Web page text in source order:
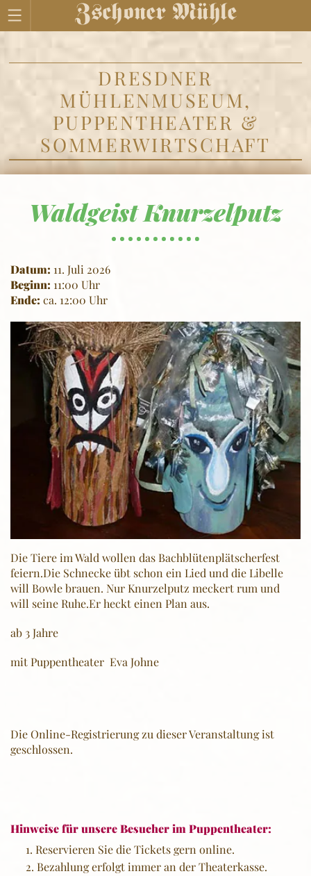
DRESDNER
MÜHLENMUSEUM,
PUPPENTHEATER &
SOMMERWIRTSCHAFT
Waldgeist Knurzelputz
Datum: 11. Juli 2026
Beginn: 11:00 Uhr
Ende: ca. 12:00 Uhr
Die Tiere im Wald wollen das Bachblütenplätscherfest
feiern.Die Schnecke übt schon ein Lied und die Libelle
will Bowle brauen. Nur Knurzelputz meckert rum und
will seine Ruhe.Er heckt einen Plan aus.
ab 3 Jahre
mit Puppentheater Eva Johne
Die Online-Registrierung zu dieser Veranstaltung ist
geschlossen.
Hinweise für unsere Besucher im Puppentheater:
Reservieren Sie die Tickets gern online.
Bezahlung erfolgt immer an der Theaterkasse.